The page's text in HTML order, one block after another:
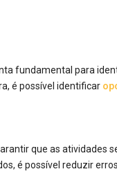
fundamental para
é possível identificar
que as atividades
é possível reduzir